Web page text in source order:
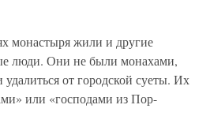
монастыря жили и другие
люди. Они не были монахами,
удалиться от городской суеты. Их
или «господами из Пор-